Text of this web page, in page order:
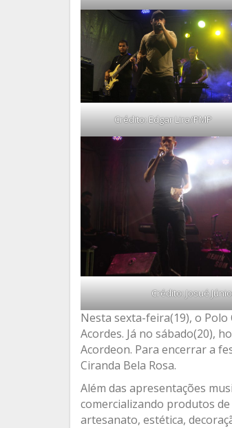
Crédito: Edgar Lira/PMP
Crédito: Josué
Nesta sexta-feira(19), o
Acordes. Já no sábado(20),
Acordeon. Para encerrar a
Ciranda Bela Rosa.
Além das apresentações
comercializando produtos
artesanato, estética,